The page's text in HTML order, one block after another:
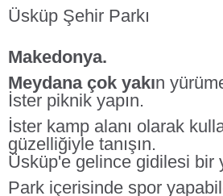
Üsküp Şehir Parkı
Makedonya.
Meydana çok yakın
İster piknik yapın.
İster kamp alanı olarak
güzelliğiyle tanışın.
Üsküp'e gelince gidilesi bir
Park içerisinde spor